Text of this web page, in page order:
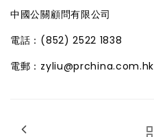
中國公關顧問有限公司
電話：(852) 2522 1838
電郵： zyliu@prchina.com.hk